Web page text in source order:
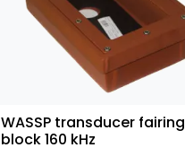
WASSP transducer fairing
block 160 kHz